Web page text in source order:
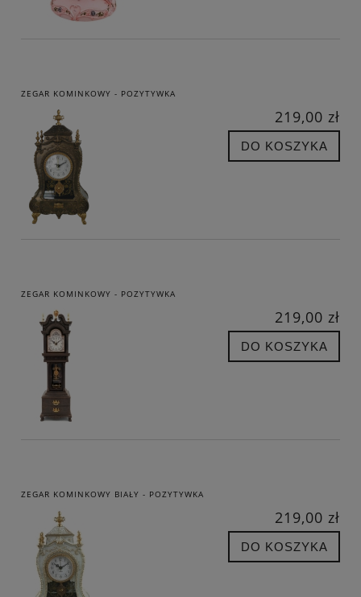
ZEGAR KOMINKOWY - POZYTYWKA
219,00 zł
DO KOSZYKA
ZEGAR KOMINKOWY - POZYTYWKA
219,00 zł
DO KOSZYKA
ZEGAR KOMINKOWY BIAŁY - POZYTYWKA
219,00 zł
DO KOSZYKA